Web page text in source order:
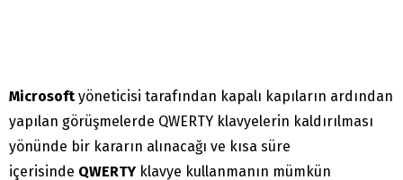
Microsoft yöneticisi tarafından kapalı kapıların ardından
yapılan görüşmelerde QWERTY klavyelerin kaldırılması
yönünde bir kararın alınacağı ve kısa süre
içerisinde QWERTY klavye kullanmanın mümkün